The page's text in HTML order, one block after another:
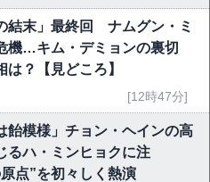
結末」最終回 ナムグン・ミ
機…キム・デミョンの裏切
は？【見どころ】
[12時47分]
飴模様」チョン・ヘインの高
るハ・ミンヒョクに注
点”を初々しく熱演